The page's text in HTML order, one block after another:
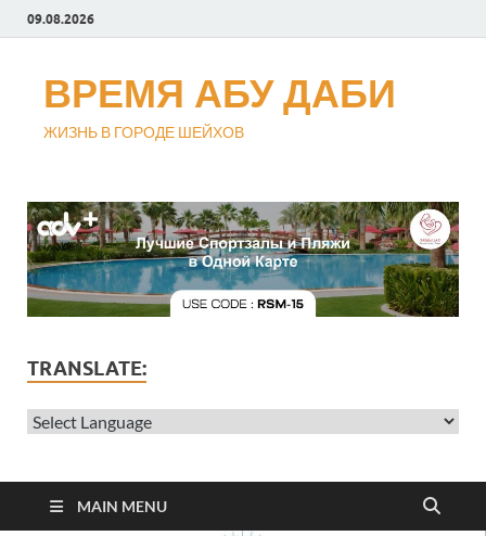
09.08.2026
ВРЕМЯ АБУ ДАБИ
ЖИЗНЬ В ГОРОДЕ ШЕЙХОВ
TRANSLATE:
MAIN MENU